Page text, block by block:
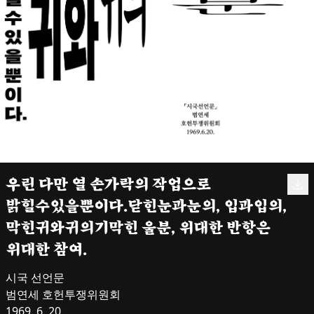
우린 다만 열 손가락의 작업으로
밝힐수있을뿐이다.닫힌눈과눈의, 입과입의,
막힌귀와귀의기막힌 울분, 위대한 반항은
위대한 참여.
시국 선언문
범연세 호헌투쟁위원회